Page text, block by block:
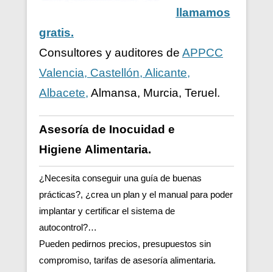
llamamos
gratis.
Consultores y auditores de APPCC
Valencia, Castellón, Alicante,
Albacete, Almansa, Murcia, Teruel.
Asesoría de Inocuidad e
Higiene Alimentaria.
¿Necesita conseguir una guía de buenas
prácticas?, ¿crea un plan y el manual para poder
implantar y certificar el sistema de
autocontrol?…
Pueden pedirnos precios, presupuestos sin
compromiso, tarifas de asesoría alimentaria.